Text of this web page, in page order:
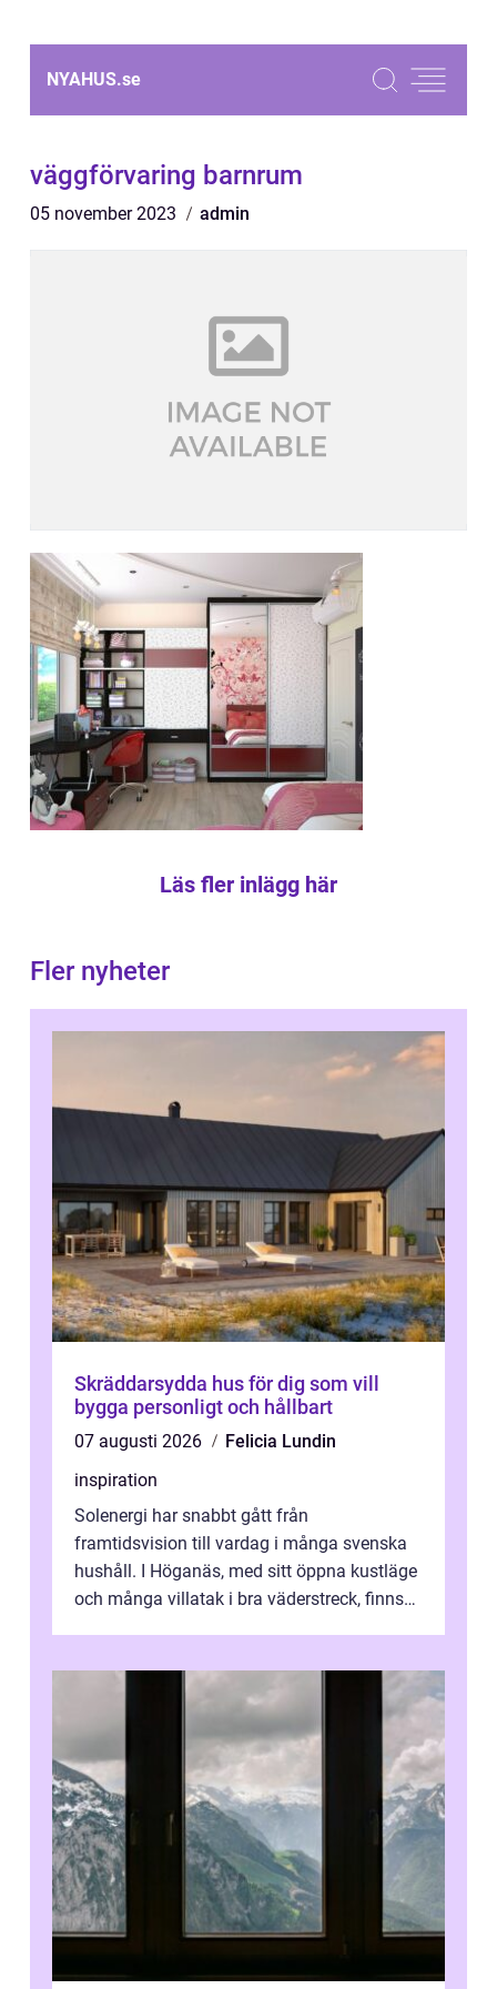
NYAHUS.se
väggförvaring barnrum
05 november 2023 admin
Läs fler inlägg här
Fler nyheter
Skräddarsydda hus för dig som vill
bygga personligt och hållbart
07 augusti 2026
Felicia Lundin
inspiration
Solenergi har snabbt gått från
framtidsvision till vardag i många svenska
hushåll. I Höganäs, med sitt öppna kustläge
och många villatak i bra väderstreck, finns